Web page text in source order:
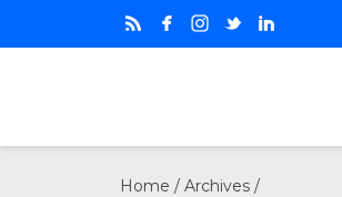
Home / Archives /